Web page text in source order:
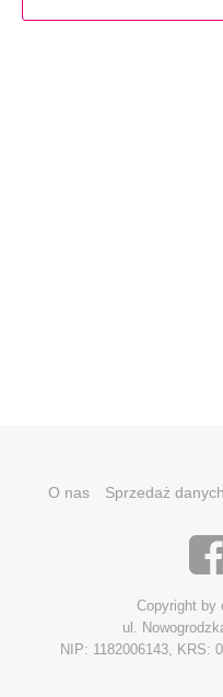
O nas Sprzedaż danych
Copyright by
ul.
NIP: 1182006143, KRS: